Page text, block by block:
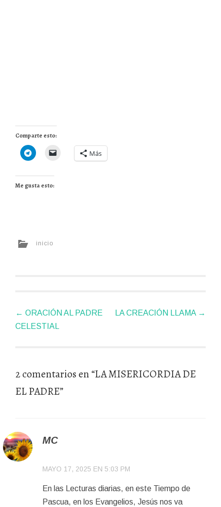
Comparte esto:
Más
Me gusta esto:
inicio
de
← ORACIÓN AL PADRE
CELESTIAL
LA CREACIÓN LLAMA →
2 comentarios en “LA MISERICORDIA DE
EL PADRE”
MC
MAYO 17, 2025 EN 5:03 PM
En las Lecturas diarias, en este Tiempo de
Pascua, en los Evangelios, Jesús nos va